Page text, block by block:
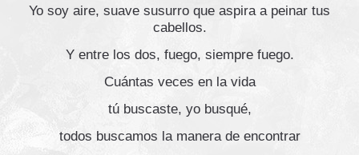
Yo soy aire, suave susurro que aspira a peinar tus
cabellos.
Y entre los dos, fuego, siempre fuego.
Cuántas veces en la vida
tú buscaste, yo busqué,
todos buscamos la manera de encontrar